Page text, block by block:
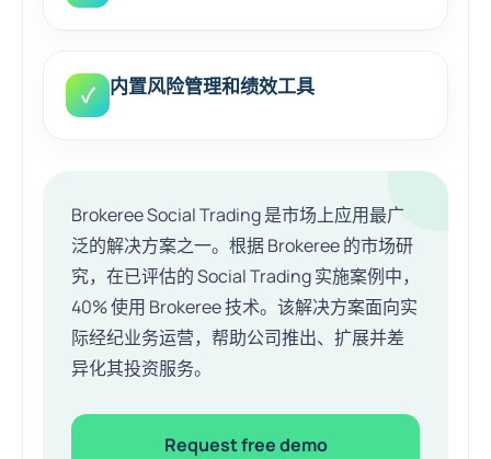
✓ 内置风险管理和绩效工具
Brokeree Social Trading 是市场上应用最广
泛的解决方案之一。根据 Brokeree 的市场研
究，在已评估的 Social Trading 实施案例中，
40% 使用 Brokeree 技术。该解决方案面向实
际经纪业务运营，帮助公司推出、扩展并差
异化其投资服务。
Request free demo